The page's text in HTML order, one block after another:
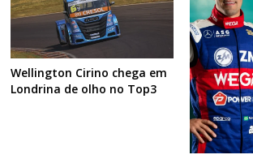
Wellington Cirino chega em
Londrina de olho no Top3